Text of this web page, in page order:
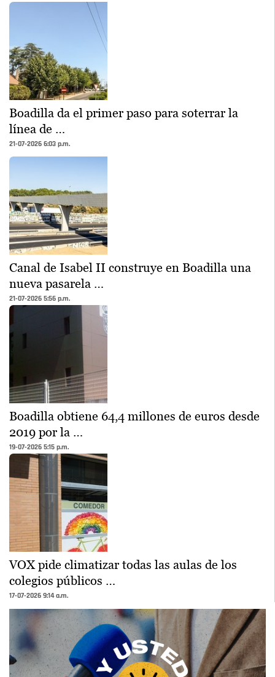
Boadilla da el primer paso para soterrar la
línea de …
21-07-2026 6:03 p.m.
Canal de Isabel II construye en Boadilla una
nueva pasarela …
21-07-2026 5:56 p.m.
Boadilla obtiene 64,4 millones de euros desde
2019 por la …
19-07-2026 5:15 p.m.
VOX pide climatizar todas las aulas de los
colegios públicos …
17-07-2026 9:14 a.m.